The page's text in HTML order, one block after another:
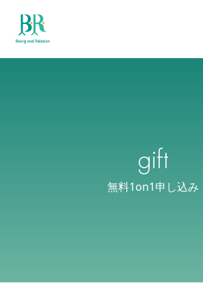
gift
無料1on1申し込み